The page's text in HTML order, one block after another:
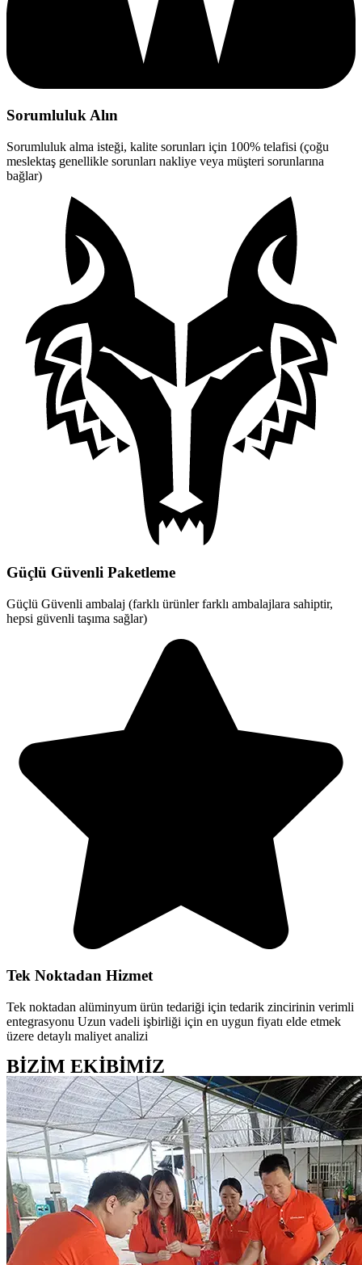
Sorumluluk Alın
Sorumluluk alma isteği, kalite sorunları için 100% telafisi (çoğu
meslektaş genellikle sorunları nakliye veya müşteri sorunlarına
bağlar)
Güçlü Güvenli Paketleme
Güçlü Güvenli ambalaj (farklı ürünler farklı ambalajlara sahiptir,
hepsi güvenli taşıma sağlar)
Tek Noktadan Hizmet
Tek noktadan alüminyum ürün tedariği için tedarik zincirinin verimli
entegrasyonu Uzun vadeli işbirliği için en uygun fiyatı elde etmek
üzere detaylı maliyet analizi
BİZİM EKİBİMİZ